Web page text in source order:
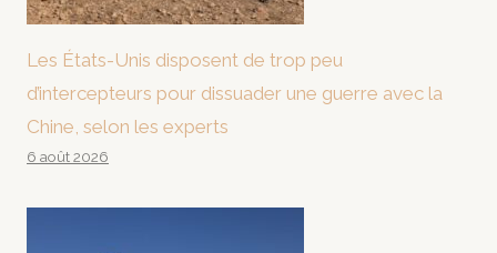
Les États-Unis disposent de trop peu
d’intercepteurs pour dissuader une guerre avec la
Chine, selon les experts
6 août 2026